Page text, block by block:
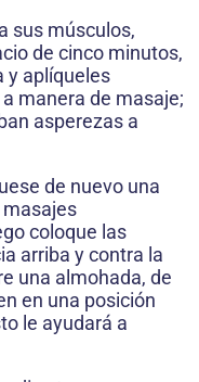
sus músculos,
de cinco minutos,
y aplíqueles
manera de masaje;
asperezas a
de nuevo una
masajes
coloque las
arriba y contra la
una almohada, de
en una posición
le ayudará a